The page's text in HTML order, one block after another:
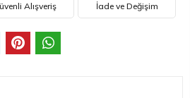
Alışveriş İade ve Değişim